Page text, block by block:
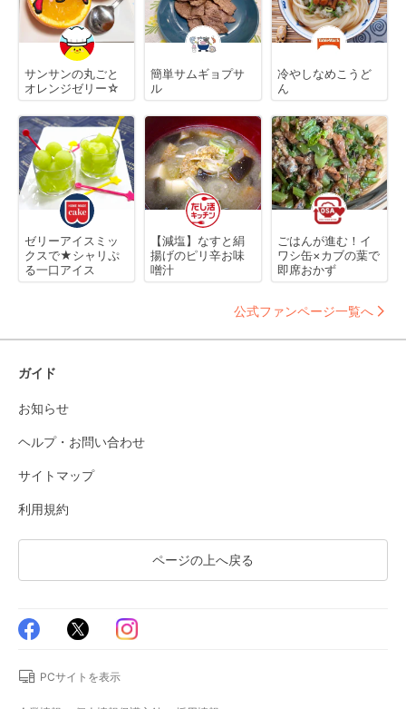
サンサンの丸ごと
オレンジゼリー☆
簡単サムギョプサ
ル
冷やしなめこうど
ん
ゼリーアイスミッ
クスで★シャリぷ
る一口アイス
【減塩】なすと絹
揚げのピリ辛お味
噌汁
ごはんが進む！イ
ワシ缶×カブの葉で
即席おかず
公式ファンページ一覧へ
ガイド
お知らせ
ヘルプ・お問い合わせ
サイトマップ
利用規約
ページの上へ戻る
PCサイトを表示